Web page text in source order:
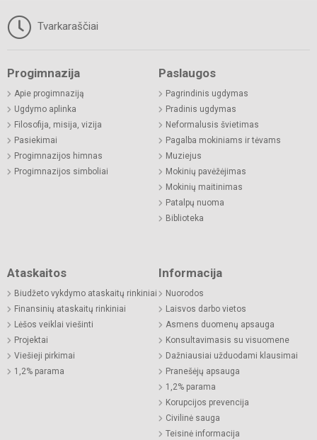
Tvarkaraščiai
Progimnazija
Apie progimnaziją
Ugdymo aplinka
Filosofija, misija, vizija
Pasiekimai
Progimnazijos himnas
Progimnazijos simboliai
Paslaugos
Pagrindinis ugdymas
Pradinis ugdymas
Neformalusis švietimas
Pagalba mokiniams ir tėvams
Muziejus
Mokinių pavėžėjimas
Mokinių maitinimas
Patalpų nuoma
Biblioteka
Ataskaitos
Biudžeto vykdymo ataskaitų rinkiniai
Finansinių ataskaitų rinkiniai
Lėšos veiklai viešinti
Projektai
Viešieji pirkimai
1,2% parama
Informacija
Nuorodos
Laisvos darbo vietos
Asmens duomenų apsauga
Konsultavimasis su visuomene
Dažniausiai užduodami klausimai
Pranešėjų apsauga
1,2% parama
Korupcijos prevencija
Civilinė sauga
Teisinė informacija